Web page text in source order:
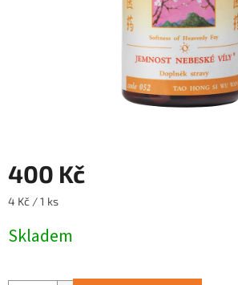
400 Kč
Měrná
4 Kč / 1 ks
Skladem